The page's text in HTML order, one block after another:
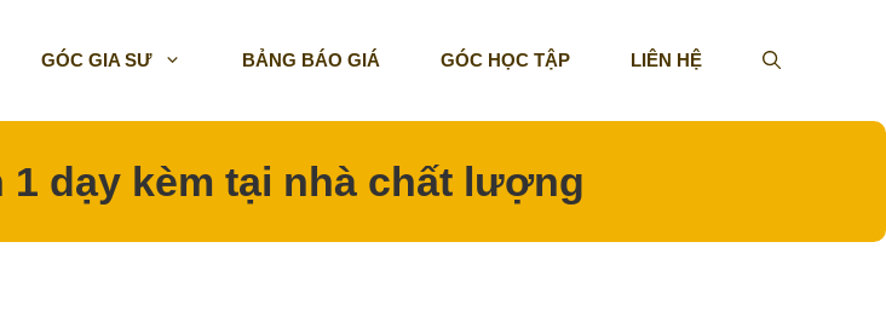
GÓC GIA SƯ BẢNG BÁO GIÁ GÓC HỌC TẬP LIÊN HỆ
dạy kèm tại nhà chất lượng